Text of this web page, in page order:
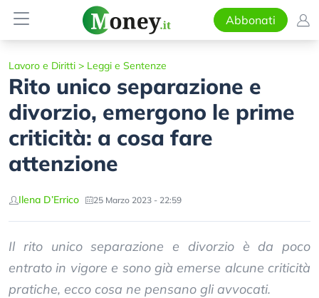
Abbonati
Lavoro e Diritti > Leggi e Sentenze
Rito unico separazione e
divorzio, emergono le prime
criticità: a cosa fare
attenzione
Ilena D’Errico 25 Marzo 2023 - 22:59
Il rito unico separazione e divorzio è da poco
entrato in vigore e sono già emerse alcune criticità
pratiche, ecco cosa ne pensano gli avvocati.